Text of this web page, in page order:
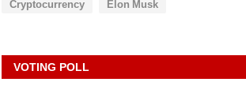
Cryptocurrency Elon Musk
VOTING POLL